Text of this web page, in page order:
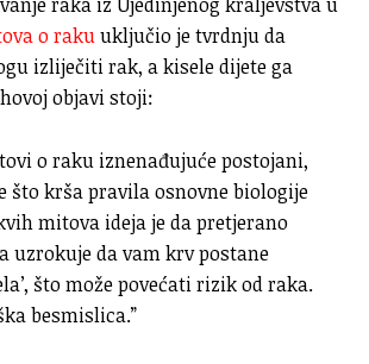
raka iz Ujedinjenog kraljevstva u
o rakuuključio je tvrdnju da
izliječiti rak, a kisele dijete ga
objavi stoji:
o raku iznenađujuće postojani,
što krša pravila osnovne biologije
mitova ideja je da pretjerano
uzrokuje da vam krv postane
što može povećati rizik od raka.
besmislica.”